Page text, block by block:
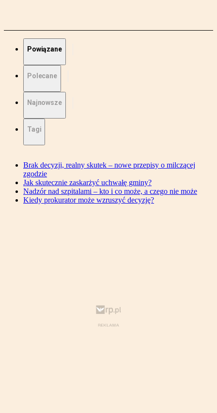
Powiązane
Polecane
Najnowsze
Tagi
Brak decyzji, realny skutek – nowe przepisy o milczącej
zgodzie
Jak skutecznie zaskarżyć uchwałę gminy?
Nadzór nad szpitalami – kto i co może, a czego nie może
Kiedy prokurator może wzruszyć decyzję?